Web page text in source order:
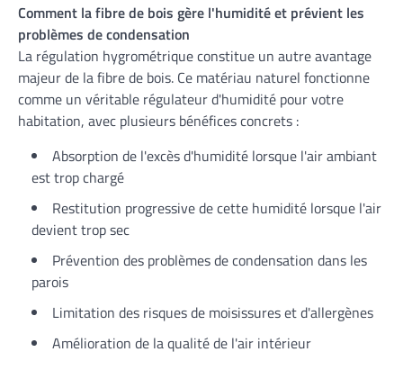
Comment la fibre de bois gère l'humidité et prévient les
problèmes de condensation
La régulation hygrométrique constitue un autre avantage
majeur de la fibre de bois. Ce matériau naturel fonctionne
comme un véritable régulateur d'humidité pour votre
habitation, avec plusieurs bénéfices concrets :
Absorption de l'excès d'humidité lorsque l'air ambiant
est trop chargé
Restitution progressive de cette humidité lorsque l'air
devient trop sec
Prévention des problèmes de condensation dans les
parois
Limitation des risques de moisissures et d'allergènes
Amélioration de la qualité de l'air intérieur